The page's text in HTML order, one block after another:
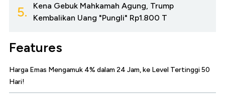
5.
Kena Gebuk Mahkamah Agung, Trump
Kembalikan Uang "Pungli" Rp1.800 T
Features
Harga Emas Mengamuk 4% dalam 24 Jam, ke Level Tertinggi 50
Hari!